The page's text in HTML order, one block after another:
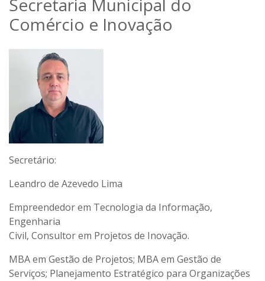
Secretaria Municipal do
Comércio e Inovação
Secretário:
Leandro de Azevedo Lima
Empreendedor em Tecnologia da Informação,
Engenharia
Civil, Consultor em Projetos de Inovação.
MBA em Gestão de Projetos; MBA em Gestão de
Serviços; Planejamento Estratégico para Organizações